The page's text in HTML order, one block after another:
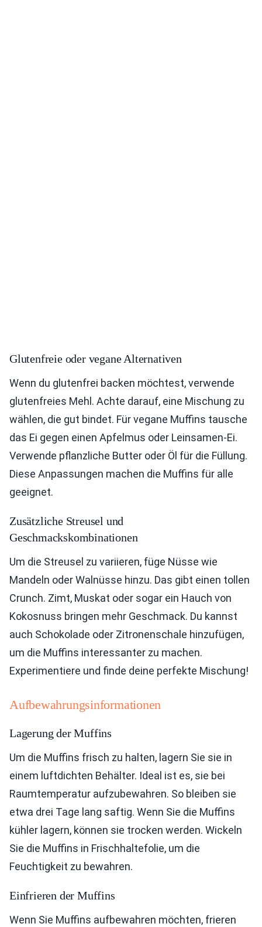
Glutenfreie oder vegane Alternativen
Wenn du glutenfrei backen möchtest, verwende
glutenfreies Mehl. Achte darauf, eine Mischung zu
wählen, die gut bindet. Für vegane Muffins tausche
das Ei gegen einen Apfelmus oder Leinsamen-Ei.
Verwende pflanzliche Butter oder Öl für die Füllung.
Diese Anpassungen machen die Muffins für alle
geeignet.
Zusätzliche Streusel und
Geschmackskombinationen
Um die Streusel zu variieren, füge Nüsse wie
Mandeln oder Walnüsse hinzu. Das gibt einen tollen
Crunch. Zimt, Muskat oder sogar ein Hauch von
Kokosnuss bringen mehr Geschmack. Du kannst
auch Schokolade oder Zitronenschale hinzufügen,
um die Muffins interessanter zu machen.
Experimentiere und finde deine perfekte Mischung!
Aufbewahrungsinformationen
Lagerung der Muffins
Um die Muffins frisch zu halten, lagern Sie sie in
einem luftdichten Behälter. Ideal ist es, sie bei
Raumtemperatur aufzubewahren. So bleiben sie
etwa drei Tage lang saftig. Wenn Sie die Muffins
kühler lagern, können sie trocken werden. Wickeln
Sie die Muffins in Frischhaltefolie, um die
Feuchtigkeit zu bewahren.
Einfrieren der Muffins
Wenn Sie Muffins aufbewahren möchten, frieren